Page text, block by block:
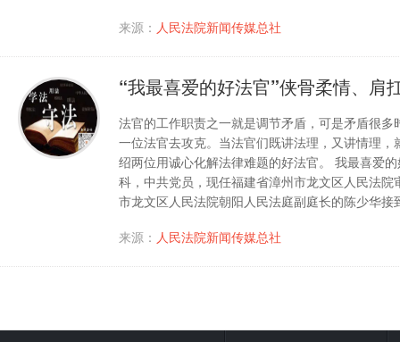
来源： 人民法院新闻传媒总社
“我最喜爱的好法官”侠骨柔情、
法官的工作职责之一就是调节矛盾，可是矛盾很
一位法官去攻克。当法官们既讲法理，又讲情理
绍两位用诚心化解法律难题的好法官。 我最喜爱
科，中共党员，现任福建省漳州市龙文区人民法
市龙文区人民法院朝阳人民法庭副庭长的陈少华
来源： 人民法院新闻传媒总社